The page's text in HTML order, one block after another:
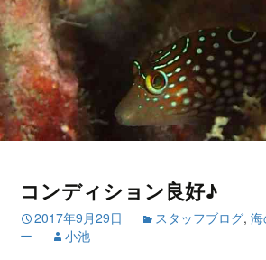
コンディション良好♪
2017年9月29日 スタッフブログ,
ー
小池